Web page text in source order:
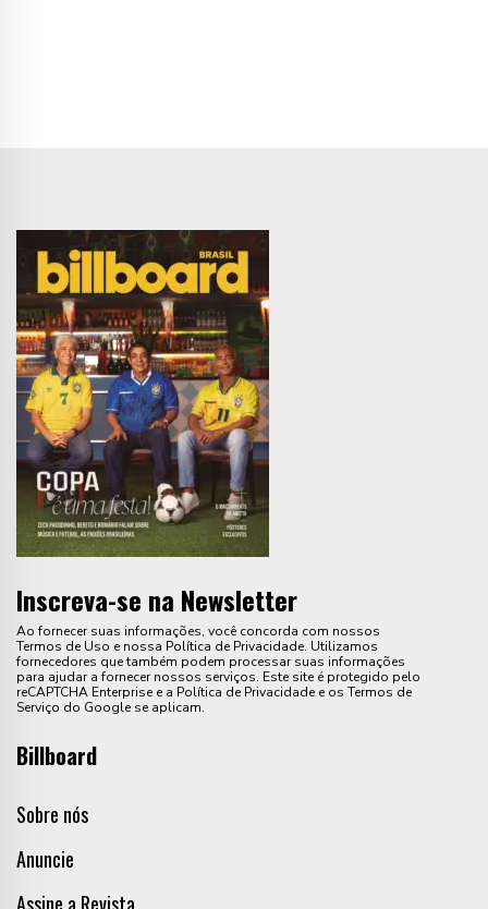
Inscreva-se na Newsletter
Ao fornecer suas informações, você concorda com nossos
Termos de Uso e nossa Política de Privacidade. Utilizamos
fornecedores que também podem processar suas informações
para ajudar a fornecer nossos serviços. Este site é protegido pelo
reCAPTCHA Enterprise e a Política de Privacidade e os Termos de
Serviço do Google se aplicam.
Billboard
Sobre nós
Anuncie